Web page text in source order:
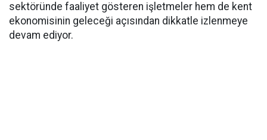
sektöründe faaliyet gösteren işletmeler hem de kent
ekonomisinin geleceği açısından dikkatle izlenmeye
devam ediyor.